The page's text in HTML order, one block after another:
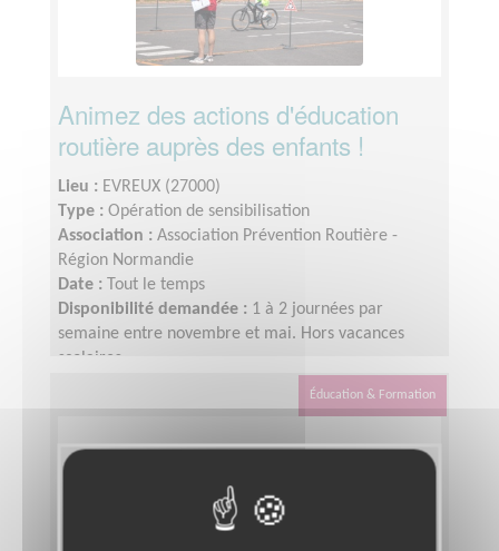
Animez des actions d'éducation
routière auprès des enfants !
Lieu : EVREUX (27000)
Type : Opération de sensibilisation
Association : Association Prévention Routière -
Région Normandie
Date :
Tout le temps
Disponibilité demandée : 1 à 2 journées par
semaine entre novembre et mai. Hors vacances
scolaires.
Éducation & Formation